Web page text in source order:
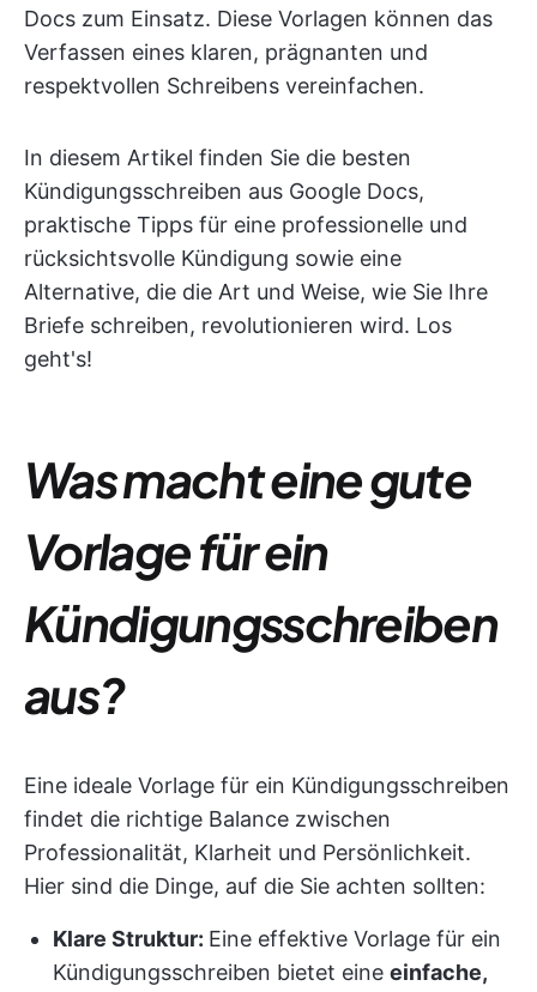
Docs zum Einsatz. Diese Vorlagen können das
Verfassen eines klaren, prägnanten und
respektvollen Schreibens vereinfachen.
In diesem Artikel finden Sie die besten
Kündigungsschreiben aus Google Docs,
praktische Tipps für eine professionelle und
rücksichtsvolle Kündigung sowie eine
Alternative, die die Art und Weise, wie Sie Ihre
Briefe schreiben, revolutionieren wird. Los
geht's!
Was macht eine gute
Vorlage für ein
Kündigungsschreiben
aus?
Eine ideale Vorlage für ein Kündigungsschreiben
findet die richtige Balance zwischen
Professionalität, Klarheit und Persönlichkeit.
Hier sind die Dinge, auf die Sie achten sollten:
Klare Struktur: Eine effektive Vorlage für ein
Kündigungsschreiben bietet eine einfache,